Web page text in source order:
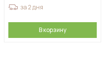
за 2 дня
В корзину